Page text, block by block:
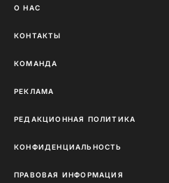
О НАС
КОНТАКТЫ
КОМАНДА
РЕКЛАМА
РЕДАКЦИОННАЯ ПОЛИТИКА
КОНФИДЕНЦИАЛЬНОСТЬ
ПРАВОВАЯ ИНФОРМАЦИЯ